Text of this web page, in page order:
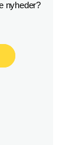
nyheder?